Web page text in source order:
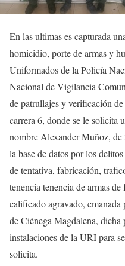
En las ultimas es capturada
homicidio, porte de armas y
Uniformados de la Policía
Nacional de Vigilancia
de patrullajes y verificación
carrera 6, donde se le solicita
nombre Alexander Muñoz, de
la base de datos por los
de tentativa, fabricación,
tenencia tenencia de armas
calificado agravado,
de Ciénega Magdalena, dicha
instalaciones de la URI para
solicita.